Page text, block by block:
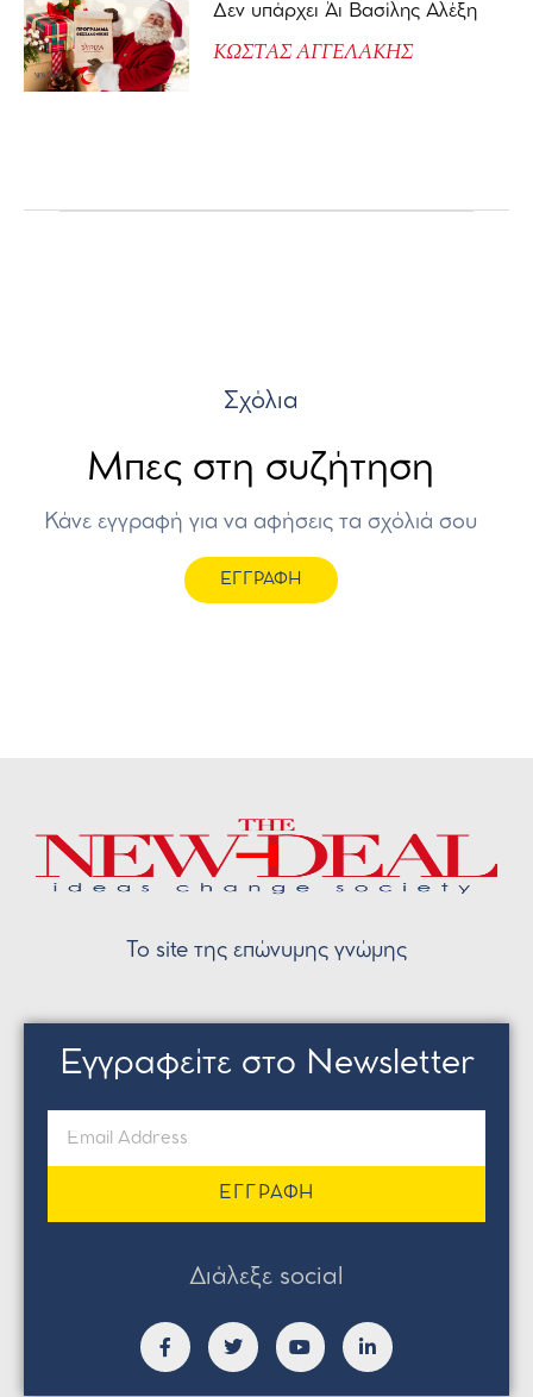
Δεν υπάρχει Άι Βασίλης Αλέξη
ΚΩΣΤΑΣ ΑΓΓΕΛΑΚΗΣ
Σχόλια
Μπες στη συζήτηση
Κάνε εγγραφή για να αφήσεις τα σχόλιά σου
ΕΓΓΡΑΦΗ
Το site της επώνυμης γνώμης
Εγγραφείτε στο Newsletter
ΕΓΓΡΑΦΗ
Διάλεξε social